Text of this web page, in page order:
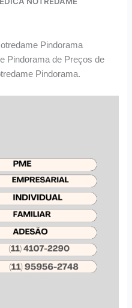
Pindorama
Pindorama de Preços de
Pindorama.